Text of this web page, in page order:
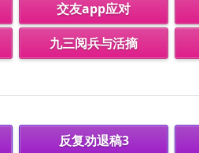
交友app应对
九三阅兵与活摘
反复劝退稿3